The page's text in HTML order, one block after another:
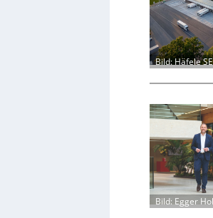
Bild: Häfele
Bild: Egger